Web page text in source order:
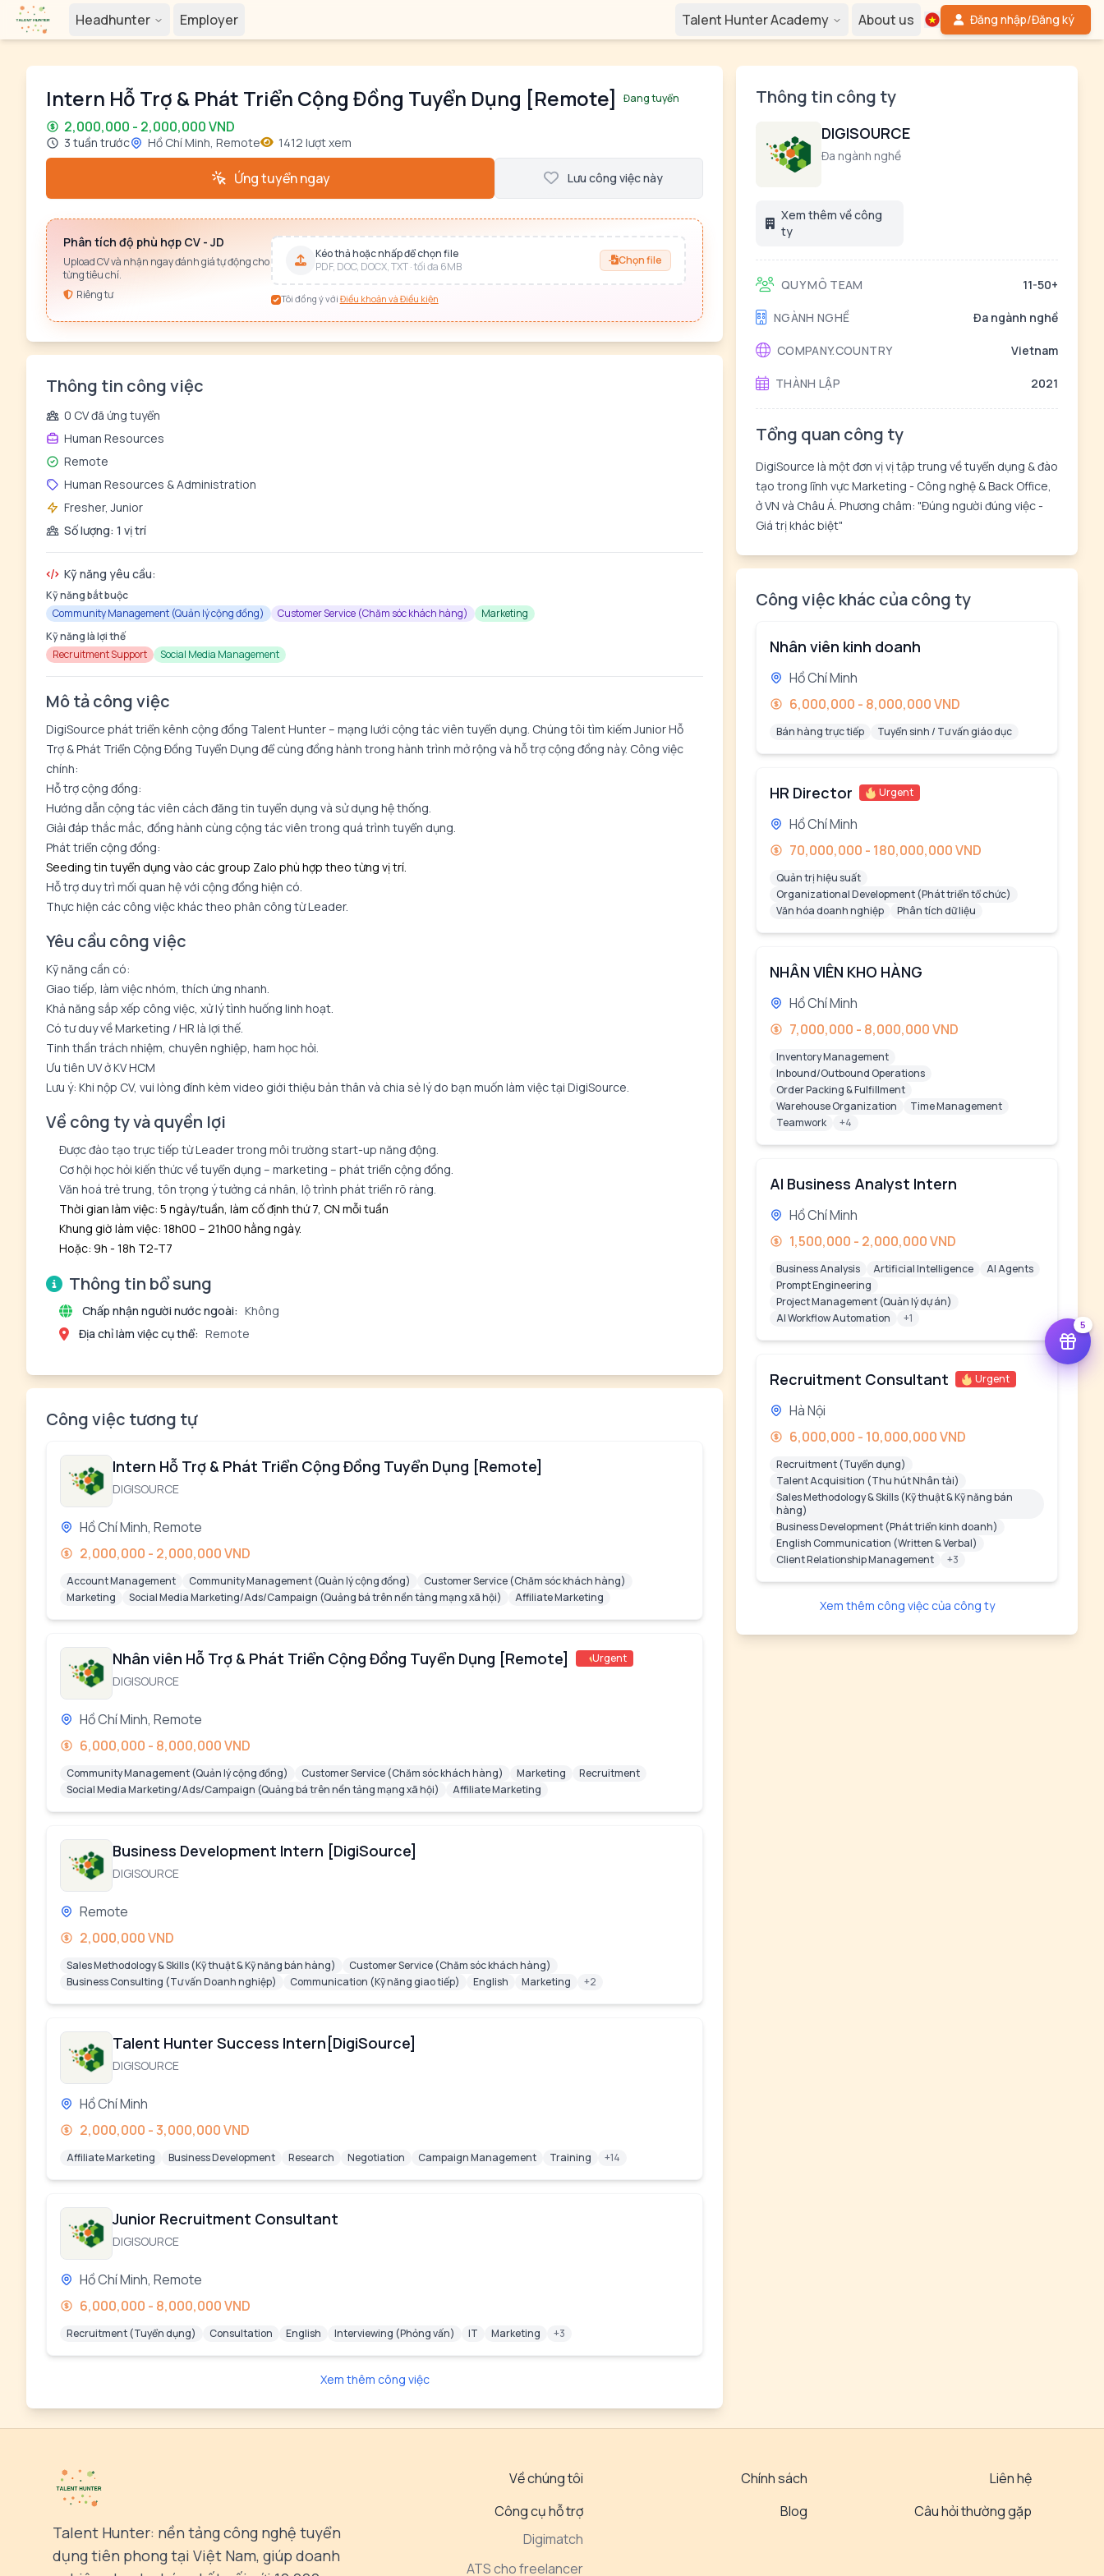
Headhunter Employer Talent Hunter Academy About us Đăng nhập/Đăng ký
Intern Hỗ Trợ & Phát Triển Cộng Đồng Tuyển Dụng [Remote] Đang tuyển
2,000,000 - 2,000,000 VND
3 tuần trước Hồ Chí Minh, Remote 1412 lượt xem
Ứng tuyển ngay Lưu công việc này
Phân tích độ phù hợp CV - JD
Upload CV và nhận ngay đánh giá tự động cho
từng tiêu chí.
Riêng tư
Kéo thả hoặc nhấp để chọn file
PDF, DOC, DOCX, TXT · tối đa 6MB
Chọn file
Tôi đồng ý với Điều khoản và Điều kiện
Thông tin công việc
0 CV đã ứng tuyển
Human Resources
Remote
Human Resources & Administration
Fresher, Junior
Số lượng: 1 vị trí
Kỹ năng yêu cầu:
Kỹ năng bắt buộc
Community Management (Quản lý cộng đồng)
Customer Service (Chăm sóc khách hàng)
Marketing
Kỹ năng là lợi thế
Recruitment Support
Social Media Management
Mô tả công việc
DigiSource phát triển kênh cộng đồng Talent Hunter – mạng lưới cộng tác viên tuyển dụng. Chúng tôi tìm kiếm Junior Hỗ
Trợ & Phát Triển Cộng Đồng Tuyển Dụng để cùng đồng hành trong hành trình mở rộng và hỗ trợ cộng đồng này. Công việc
chính:
Hỗ trợ cộng đồng:
Hướng dẫn cộng tác viên cách đăng tin tuyển dụng và sử dụng hệ thống.
Giải đáp thắc mắc, đồng hành cùng cộng tác viên trong quá trình tuyển dụng.
Phát triển cộng đồng:
Seeding tin tuyển dụng vào các group Zalo phù hợp theo từng vị trí.
Hỗ trợ duy trì mối quan hệ với cộng đồng hiện có.
Thực hiện các công việc khác theo phân công từ Leader.
Yêu cầu công việc
Kỹ năng cần có:
Giao tiếp, làm việc nhóm, thích ứng nhanh.
Khả năng sắp xếp công việc, xử lý tình huống linh hoạt.
Có tư duy về Marketing / HR là lợi thế.
Tinh thần trách nhiệm, chuyên nghiệp, ham học hỏi.
Ưu tiên UV ở KV HCM
Lưu ý: Khi nộp CV, vui lòng đính kèm video giới thiệu bản thân và chia sẻ lý do bạn muốn làm việc tại DigiSource.
Về công ty và quyền lợi
Được đào tạo trực tiếp từ Leader trong môi trường start-up năng động.
Cơ hội học hỏi kiến thức về tuyển dụng – marketing – phát triển cộng đồng.
Văn hoá trẻ trung, tôn trọng ý tưởng cá nhân, lộ trình phát triển rõ ràng.
Thời gian làm việc: 5 ngày/tuần, làm cố định thứ 7, CN mỗi tuần
Khung giờ làm việc: 18h00 – 21h00 hằng ngày.
Hoặc: 9h - 18h T2-T7
Thông tin bổ sung
Chấp nhận người nước ngoài: Không
Địa chỉ làm việc cụ thể: Remote
Công việc tương tự
Intern Hỗ Trợ & Phát Triển Cộng Đồng Tuyển Dụng [Remote]
DIGISOURCE
Hồ Chí Minh, Remote
2,000,000 - 2,000,000 VND
Account Management Community Management (Quản lý cộng đồng)
Customer Service (Chăm sóc khách hàng)
Marketing
Social Media Marketing/Ads/Campaign (Quảng bá trên nền tảng mạng xã hội) Affiliate Marketing
Nhân viên Hỗ Trợ & Phát Triển Cộng Đồng Tuyển Dụng [Remote] Urgent
DIGISOURCE
Hồ Chí Minh, Remote
6,000,000 - 8,000,000 VND
Community Management (Quản lý cộng đồng) Customer Service (Chăm sóc khách hàng) Marketing
Recruitment
Social Media Marketing/Ads/Campaign (Quảng bá trên nền tảng mạng xã hội)
Affiliate Marketing
Business Development Intern [DigiSource]
DIGISOURCE
Remote
2,000,000 VND
Sales Methodology & Skills (Kỹ thuật & Kỹ năng bán hàng)
Customer Service (Chăm sóc khách hàng)
Business Consulting (Tư vấn Doanh nghiệp)
Communication (Kỹ năng giao tiếp) English Marketing +2
Talent Hunter Success Intern[DigiSource]
DIGISOURCE
Hồ Chí Minh
2,000,000 - 3,000,000 VND
Affiliate Marketing Business Development Research Negotiation Campaign Management Training +14
Junior Recruitment Consultant
DIGISOURCE
Hồ Chí Minh, Remote
6,000,000 - 8,000,000 VND
Recruitment (Tuyển dụng) Consultation English Interviewing (Phỏng vấn) IT Marketing +3
Xem thêm công việc
Thông tin công ty
DIGISOURCE
Đa ngành nghề
Xem thêm về công
ty
QUY MÔ TEAM 11-50+
NGÀNH NGHỀ Đa ngành nghề
COMPANY.COUNTRY Vietnam
THÀNH LẬP 2021
Tổng quan công ty
DigiSource là một đơn vị vị tập trung về tuyển dụng & đào
tạo trong lĩnh vực Marketing - Công nghệ & Back Office,
ở VN và Châu Á. Phương châm: "Đúng người đúng việc -
Giá trị khác biệt"
Công việc khác của công ty
Nhân viên kinh doanh
Hồ Chí Minh
6,000,000 - 8,000,000 VND
Bán hàng trực tiếp Tuyển sinh / Tư vấn giáo dục
HR Director Urgent
Hồ Chí Minh
70,000,000 - 180,000,000 VND
Quản trị hiệu suất
Organizational Development (Phát triển tổ chức)
Văn hóa doanh nghiệp
Phân tích dữ liệu
NHÂN VIÊN KHO HÀNG
Hồ Chí Minh
7,000,000 - 8,000,000 VND
Inventory Management
Inbound/Outbound Operations
Order Packing & Fulfillment
Warehouse Organization
Time Management
Teamwork
+4
AI Business Analyst Intern
Hồ Chí Minh
1,500,000 - 2,000,000 VND
Business Analysis Artificial Intelligence
AI Agents
Prompt Engineering
Project Management (Quản lý dự án)
AI Workflow Automation
+1
Recruitment Consultant Urgent
Hà Nội
6,000,000 - 10,000,000 VND
Recruitment (Tuyển dụng)
Talent Acquisition (Thu hút Nhân tài)
Sales Methodology & Skills (Kỹ thuật & Kỹ năng bán
hàng)
Business Development (Phát triển kinh doanh)
English Communication (Written & Verbal)
Client Relationship Management
+3
Xem thêm công việc của công ty
5
Talent Hunter: nền tảng công nghệ tuyển
dụng tiên phong tại Việt Nam, giúp doanh
Về chúng tôi Chính sách
Liên hệ
Công cụ hỗ trợ
Digimatch
ATS cho freelancer
Blog Câu hỏi thường gặp